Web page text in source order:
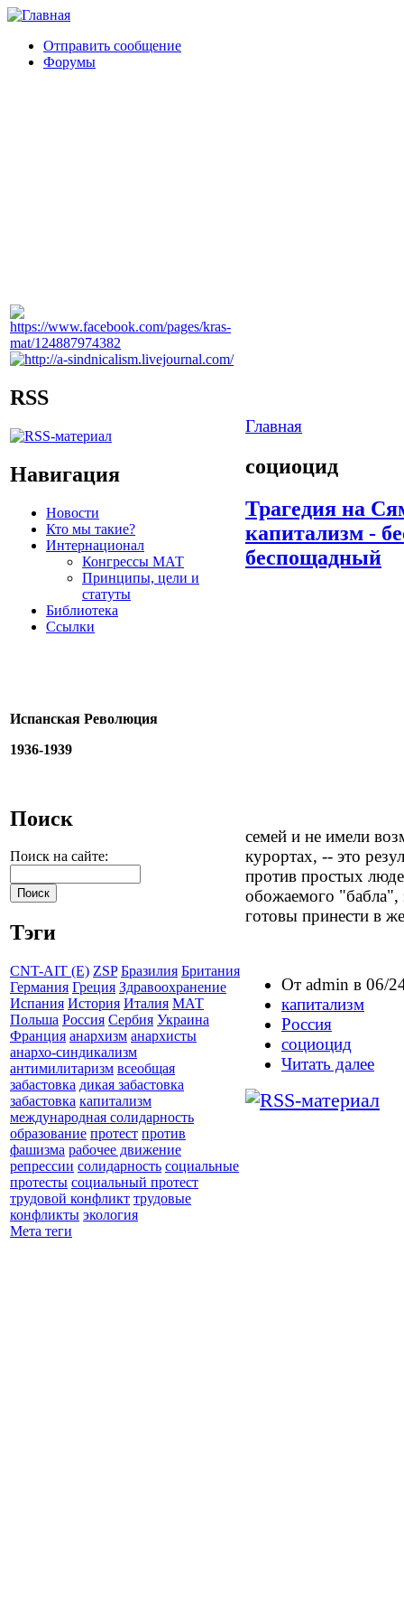
Отправить сообщение
Форумы
RSS
Навигация
Новости
Кто мы такие?
Интернационал
Конгрессы МАТ
Принципы, цели и
статуты
Библиотека
Ссылки
Испанская Революция
1936-1939
Поиск
Поиск на сайте:
Тэги
CNT-AIT (E) ZSP Бразилия Британия
Германия Греция Здравоохранение
Испания История Италия МАТ
Польша Россия Сербия Украина
Франция анархизм анархисты
анархо-синдикализм
антимилитаризм всеобщая
забастовка дикая забастовка
забастовка капитализм
международная солидарность
образование протест против
фашизма рабочее движение
репрессии солидарность социальные
протесты социальный протест
трудовой конфликт трудовые
конфликты экология
Мета теги
Главная
социоцид
Трагедия на
капитализм -
беспощадный
семей и не имели
курортах, -- это
против простых
обожаемого "бабла",
готовы принести в
От admin в 06/
капитализм
Россия
социоцид
Читать далее